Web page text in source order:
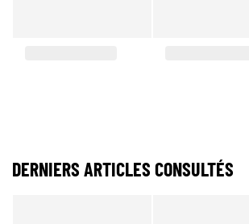
DERNIERS ARTICLES CONSULTÉS